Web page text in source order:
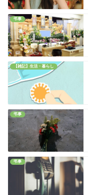
弔事
【雑記】生活・暮らし
弔事
弔事